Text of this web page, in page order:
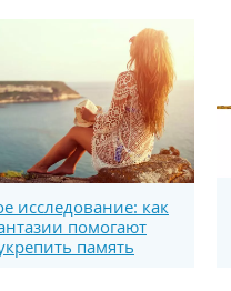
исследование: как
помогают
память